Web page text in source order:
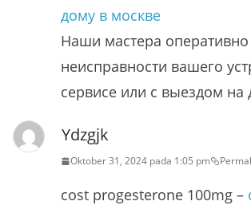
дому в москве
Наши мастера оперативно
неисправности вашего
сервисе или с выездом на
Ydzgjk
Oktober 31, 2024 pada 1:05 pm
cost progesterone 100mg –